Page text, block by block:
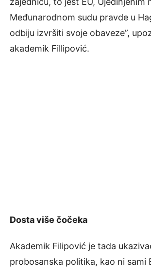
Međunarodnom sudu pravde u
odbiju izvršiti svoje obaveze”,
akademik Fillipović.
Dosta više čočeka
Akademik Filipović je tada
probosanska politika, kao ni sami